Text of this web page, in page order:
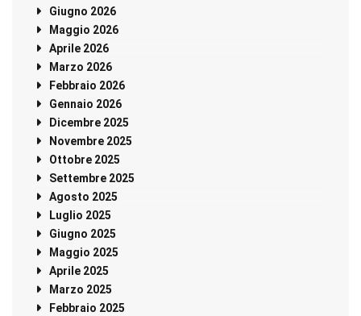
Giugno 2026
Maggio 2026
Aprile 2026
Marzo 2026
Febbraio 2026
Gennaio 2026
Dicembre 2025
Novembre 2025
Ottobre 2025
Settembre 2025
Agosto 2025
Luglio 2025
Giugno 2025
Maggio 2025
Aprile 2025
Marzo 2025
Febbraio 2025